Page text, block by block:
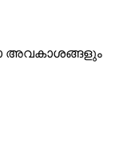
അവകാശങ്ങളും